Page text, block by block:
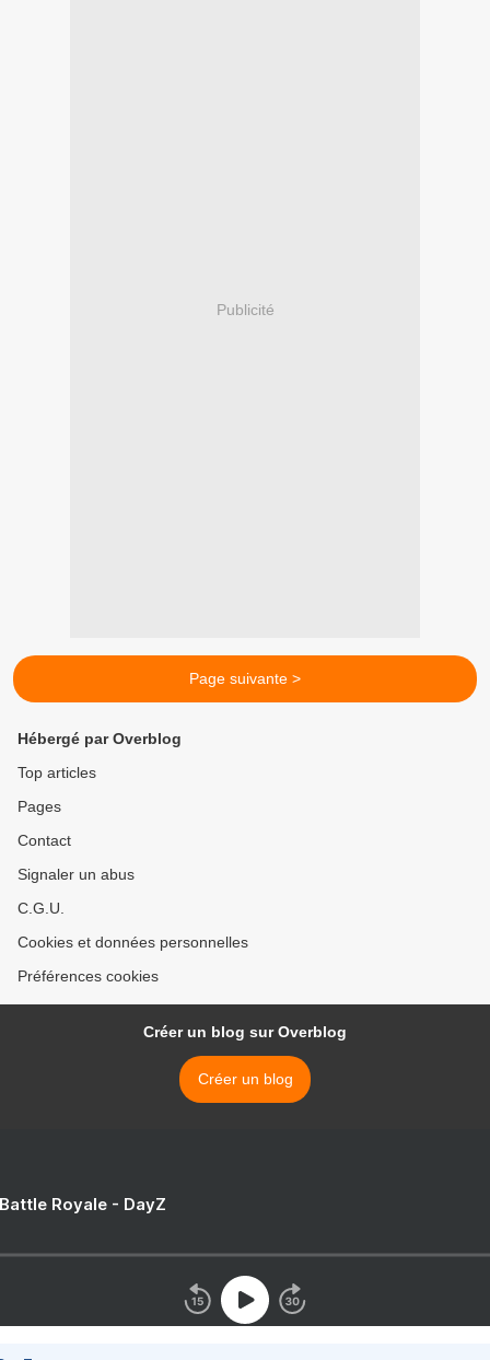
Publicité
Page suivante >
Hébergé par Overblog
Top articles
Pages
Contact
Signaler un abus
C.G.U.
Cookies et données personnelles
Préférences cookies
Créer un blog sur Overblog
Créer un blog
Royale - DayZ